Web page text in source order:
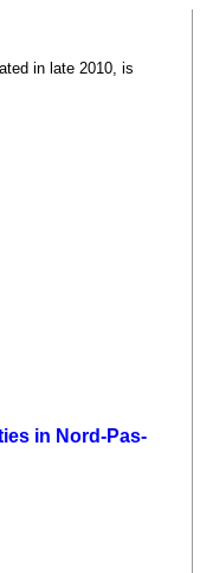
in late 2010, is
in Nord-Pas-